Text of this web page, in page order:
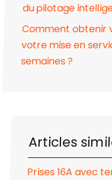
du pilotage
Comment obtenir
votre mise en
semaines ?
Articles
Prises 16A avec